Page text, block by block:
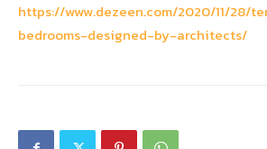
https://www.dezeen.com/2020/11/28/
bedrooms-designed-by-architects/